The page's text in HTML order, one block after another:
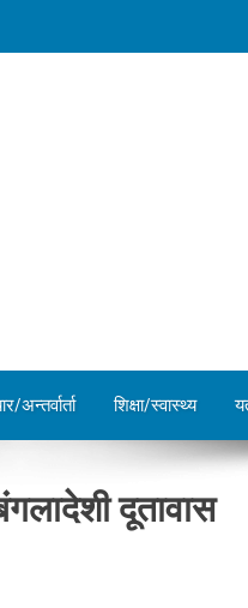
अन्तर्वार्ता शिक्षा/स्वास्थ्य
दूतावास